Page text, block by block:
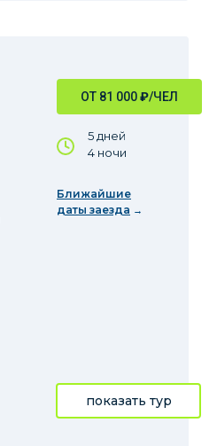
ОТ 81 000₽/ЧЕЛ
5 дней
4 ночи
Ближайшие
даты заезда
показать тур